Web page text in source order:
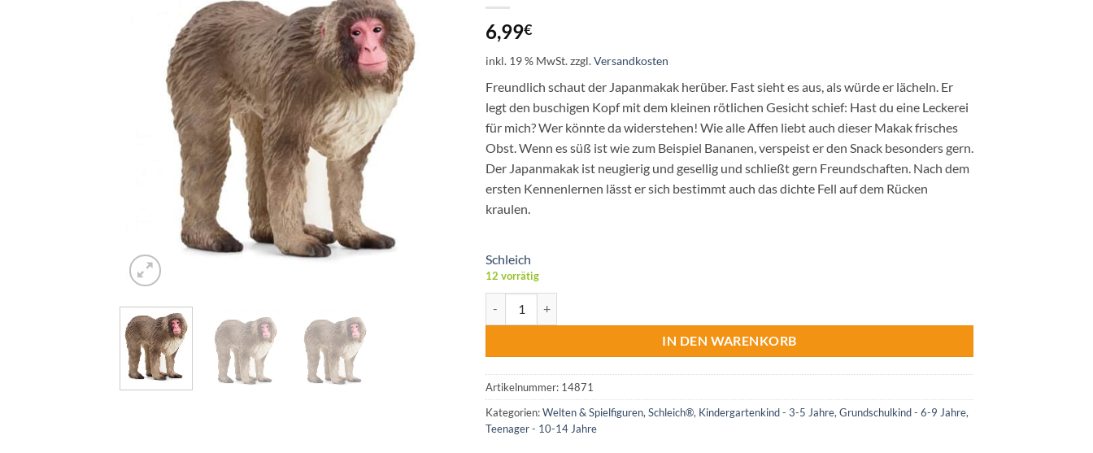
Auf die
Wunschliste
6,99€
inkl. 19 % MwSt.zzgl.Versandkosten
Freundlich schaut der Japanmakak herüber. Fast sieht es aus, als würde er lächeln. Er
legt den buschigen Kopf mit dem kleinen rötlichen Gesicht schief: Hast du eine Leckerei
für mich? Wer könnte da widerstehen! Wie alle Affen liebt auch dieser Makak frisches
Obst. Wenn es süß ist wie zum Beispiel Bananen, verspeist er den Snack besonders gern.
Der Japanmakak ist neugierig und gesellig und schließt gern Freundschaften. Nach dem
ersten Kennenlernen lässt er sich bestimmt auch das dichte Fell auf dem Rücken
kraulen.
Schleich
12 vorrätig
IN DEN WARENKORB
Artikelnummer: 14871
Kategorien:Welten & Spielfiguren, Schleich®, Kindergartenkind - 3-5 Jahre, Grundschulkind - 6-9 Jahre,
Teenager - 10-14 Jahre